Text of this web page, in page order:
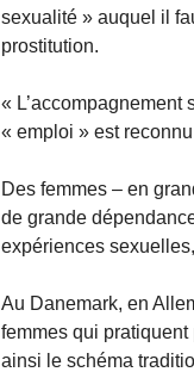
sexualité » auquel il
prostitution.
« L’accompagnement
« emploi » est
Des femmes – en
de grande
expériences
Au Danemark, en
femmes qui
ainsi le schéma